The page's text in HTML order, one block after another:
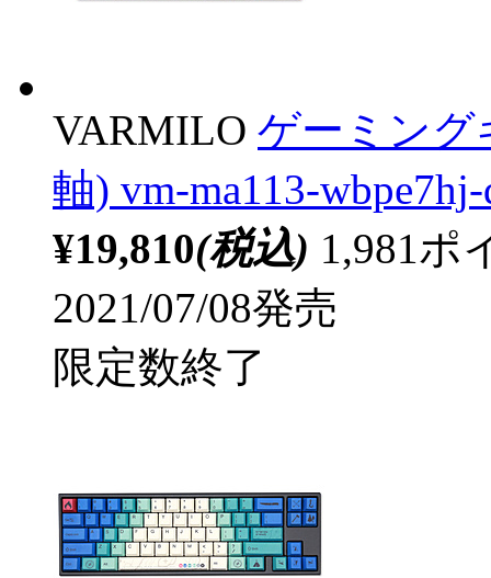
VARMILO ゲーミング
軸) vm-ma113-
¥19,810(税込) 1,981ポ
2021/07/08発売
限定数終了